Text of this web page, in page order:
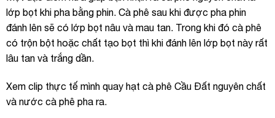
lớp bọt khi pha bằng phin. Cà phê sau khi được pha phin
đánh lên sẽ có lớp bọt nâu và mau tan. Trong khi đó cà phê
có trộn bột hoặc chất tạo bọt thì khi đánh lên lớp bọt này rất
lâu tan và trắng dần.
Xem clip thực tế mình quay hạt cà phê Cầu Đất nguyên chất
và nước cà phê pha ra.